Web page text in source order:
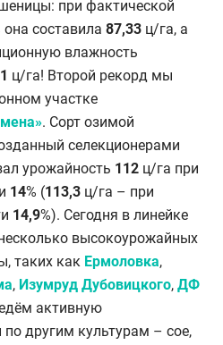
при фактической
она составила 87,33 ц/га, а
влажность
ц/га! Второй рекорд мы
участке
. Сорт озимой
селекционерами
урожайность 112 ц/га при
14% (113,3 ц/га – при
14,9%). Сегодня в линейке
высокоурожайных
таких как Ермоловка,
, Изумруд Дубовицкого, ДФ
активную
другим культурам – сое,